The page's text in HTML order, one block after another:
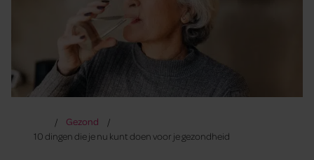
Gezond
10 dingen die je nu kunt doen voor je gezondheid